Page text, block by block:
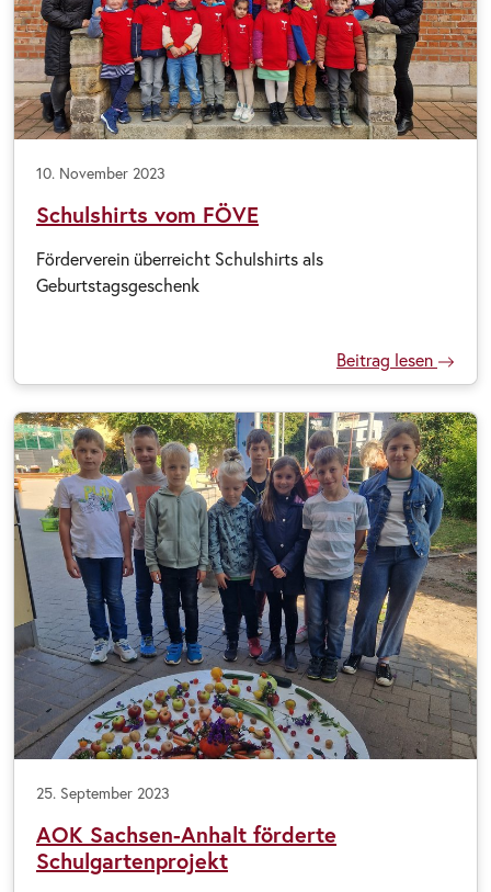
10. November 2023
Schulshirts vom FÖVE
Förderverein überreicht Schulshirts als
Geburtstagsgeschenk
Beitrag lesen
25. September 2023
AOK Sachsen-Anhalt förderte
Schulgartenprojekt